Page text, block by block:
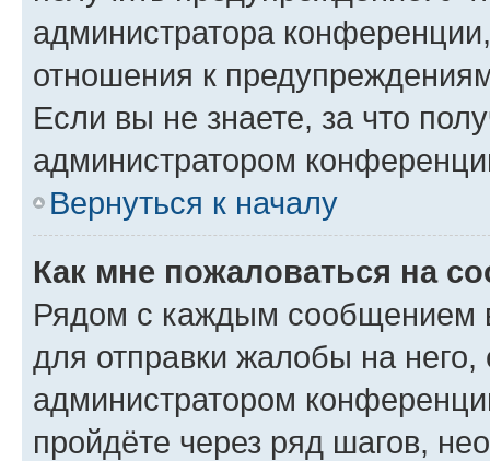
администратора
отношения к
Если вы не знаете, за что
администратором
Вернуться к началу
Как мне пожаловаться на
Рядом с каждым сообщением
для отправки жалобы на
администратором
пройдёте через ряд шагов,